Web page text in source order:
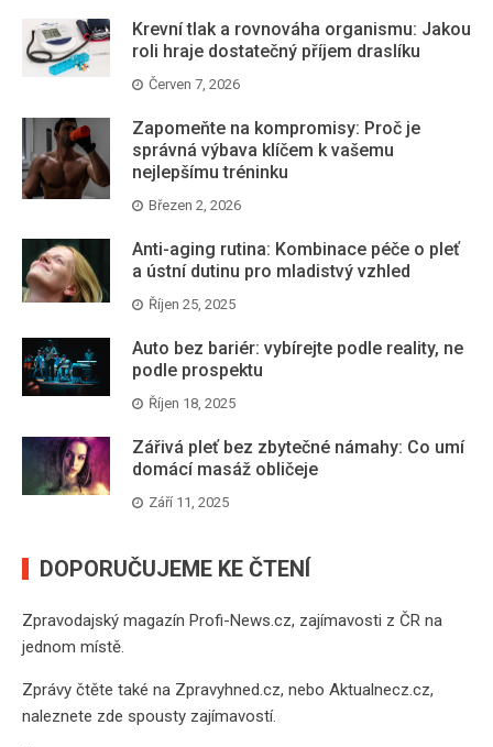
Krevní tlak a rovnováha organismu: Jakou
roli hraje dostatečný příjem draslíku
Červen 7, 2026
Zapomeňte na kompromisy: Proč je
správná výbava klíčem k vašemu
nejlepšímu tréninku
Březen 2, 2026
Anti-aging rutina: Kombinace péče o pleť
a ústní dutinu pro mladistvý vzhled
Říjen 25, 2025
Auto bez bariér: vybírejte podle reality, ne
podle prospektu
Říjen 18, 2025
Zářivá pleť bez zbytečné námahy: Co umí
domácí masáž obličeje
Září 11, 2025
DOPORUČUJEME KE ČTENÍ
Zpravodajský magazín Profi-News.cz, zajímavosti z ČR na
jednom místě.
Zprávy čtěte také na Zpravyhned.cz, nebo Aktualnecz.cz,
naleznete zde spousty zajímavostí.